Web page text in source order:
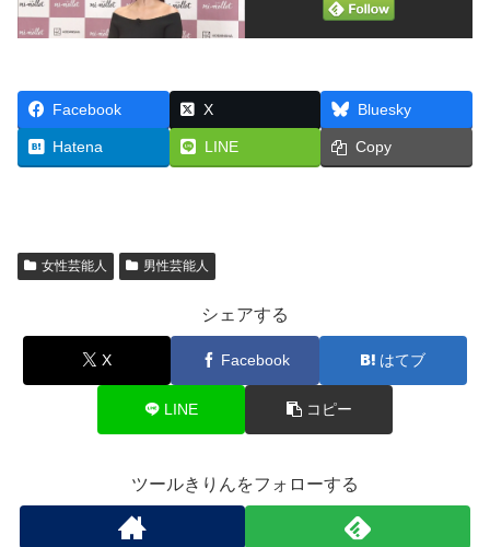
Facebook X Bluesky
Hatena LINE Copy
女性芸能人 男性芸能人
シェアする
X Facebook はてブ
LINE コピー
ツールきりんをフォローする